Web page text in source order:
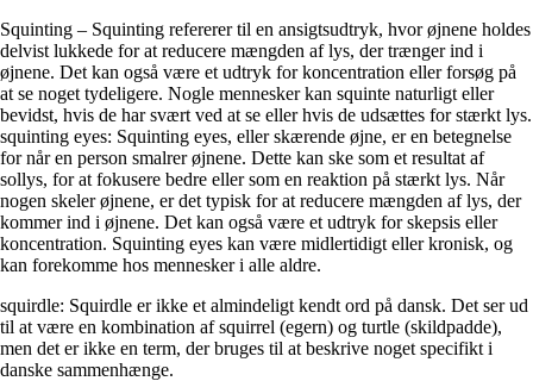
Squinting – Squinting refererer til en ansigtsudtryk, hvor øjnene holdes
delvist lukkede for at reducere mængden af lys, der trænger ind i
øjnene. Det kan også være et udtryk for koncentration eller forsøg på
at se noget tydeligere. Nogle mennesker kan squinte naturligt eller
bevidst, hvis de har svært ved at se eller hvis de udsættes for stærkt lys.
squinting eyes: Squinting eyes, eller skærende øjne, er en betegnelse
for når en person smalrer øjnene. Dette kan ske som et resultat af
sollys, for at fokusere bedre eller som en reaktion på stærkt lys. Når
nogen skeler øjnene, er det typisk for at reducere mængden af ​​lys, der
kommer ind i øjnene. Det kan også være et udtryk for skepsis eller
koncentration. Squinting eyes kan være midlertidigt eller kronisk, og
kan forekomme hos mennesker i alle aldre.
squirdle: Squirdle er ikke et almindeligt kendt ord på dansk. Det ser ud
til at være en kombination af squirrel (egern) og turtle (skildpadde),
men det er ikke en term, der bruges til at beskrive noget specifikt i
danske sammenhænge.